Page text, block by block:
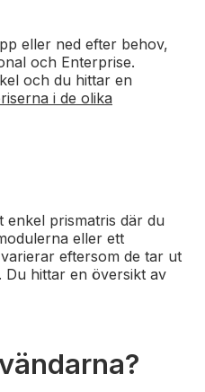
eller ned efter behov,
och Enterprise.
och du hittar en
i de olika
prismatris där du
eller ett
eftersom de tar ut
hittar en översikt av